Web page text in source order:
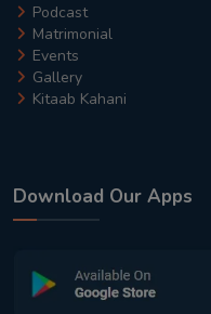
Podcast
Matrimonial
Events
Gallery
Kitaab Kahani
Download Our Apps